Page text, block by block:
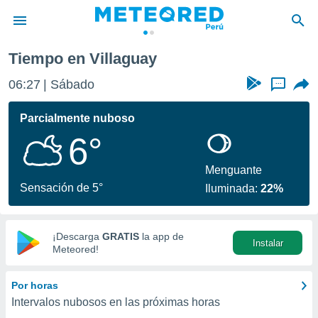
de
ha sido
que se
calidad.
a este
las
y
digital
basada
Tiempo en Villaguay
06:27 Sábado ...
Parcialmente nuboso
6°
Sensación de 5°
Menguante
Iluminada:22%
¡Descarga GRATIS la app de
Meteored!
Instalar
Por horas
Intervalos nubosos en las próximas horas